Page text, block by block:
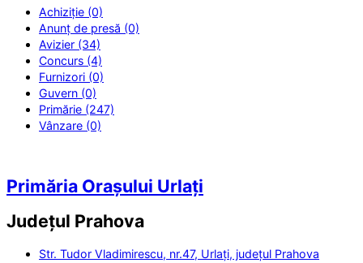
Achiziție (0)
Anunț de presă (0)
Avizier (34)
Concurs (4)
Furnizori (0)
Guvern (0)
Primărie (247)
Vânzare (0)
Primăria Orașului Urlați
Județul Prahova
Str. Tudor Vladimirescu, nr.47, Urlați, județul Prahova